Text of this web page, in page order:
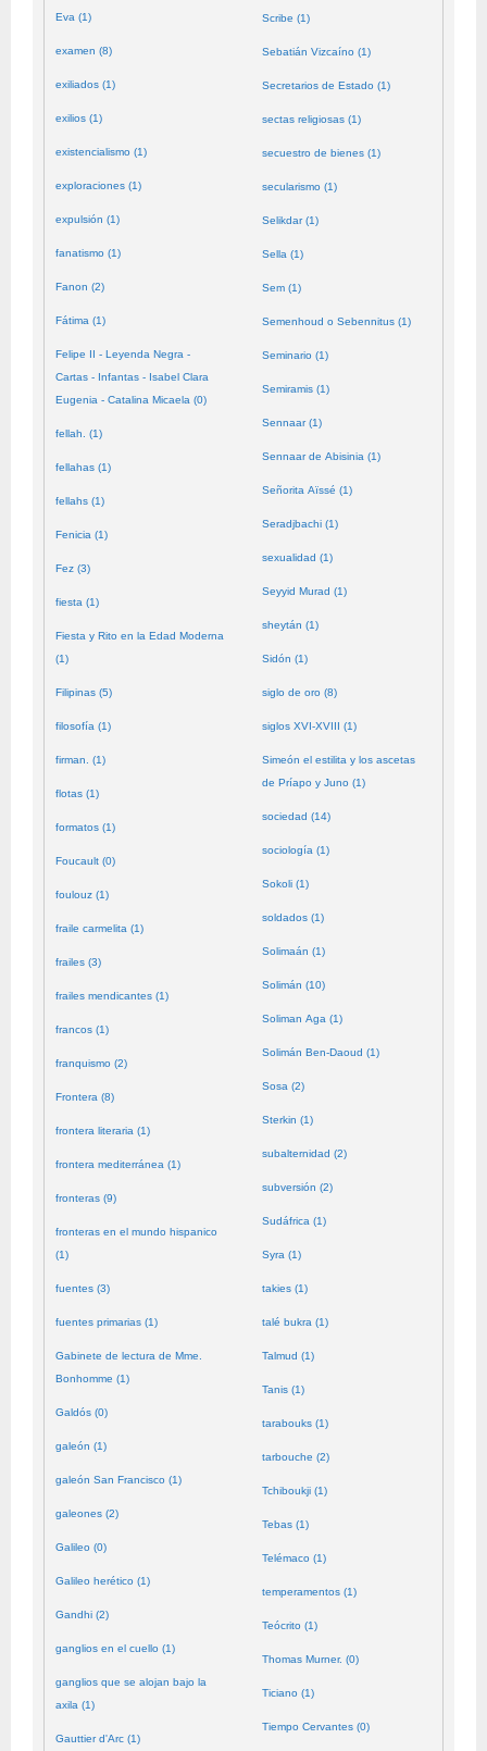
Eva (1)
examen (8)
exiliados (1)
exilios (1)
existencialismo (1)
exploraciones (1)
expulsión (1)
fanatismo (1)
Fanon (2)
Fátima (1)
Felipe II - Leyenda Negra -
Cartas - Infantas - Isabel Clara
Eugenia - Catalina Micaela (0)
fellah. (1)
fellahas (1)
fellahs (1)
Fenicia (1)
Fez (3)
fiesta (1)
Fiesta y Rito en la Edad Moderna
(1)
Filipinas (5)
filosofía (1)
firman. (1)
flotas (1)
formatos (1)
Foucault (0)
foulouz (1)
fraile carmelita (1)
frailes (3)
frailes mendicantes (1)
francos (1)
franquismo (2)
Frontera (8)
frontera literaria (1)
frontera mediterránea (1)
fronteras (9)
fronteras en el mundo hispanico
(1)
fuentes (3)
fuentes primarias (1)
Gabinete de lectura de Mme.
Bonhomme (1)
Galdós (0)
galeón (1)
galeón San Francisco (1)
galeones (2)
Galileo (0)
Galileo herético (1)
Gandhi (2)
ganglios en el cuello (1)
ganglios que se alojan bajo la
axila (1)
Gauttier d'Arc (1)
Scribe (1)
Sebatián Vizcaíno (1)
Secretarios de Estado (1)
sectas religiosas (1)
secuestro de bienes (1)
secularismo (1)
Selikdar (1)
Sella (1)
Sem (1)
Semenhoud o Sebennitus (1)
Seminario (1)
Semiramis (1)
Sennaar (1)
Sennaar de Abisinia (1)
Señorita Aïssé (1)
Seradjbachi (1)
sexualidad (1)
Seyyid Murad (1)
sheytán (1)
Sidón (1)
siglo de oro (8)
siglos XVI-XVIII (1)
Simeón el estilita y los ascetas
de Príapo y Juno (1)
sociedad (14)
sociología (1)
Sokoli (1)
soldados (1)
Solimaán (1)
Solimán (10)
Soliman Aga (1)
Solimán Ben-Daoud (1)
Sosa (2)
Sterkin (1)
subalternidad (2)
subversión (2)
Sudáfrica (1)
Syra (1)
takies (1)
talé bukra (1)
Talmud (1)
Tanis (1)
tarabouks (1)
tarbouche (2)
Tchiboukji (1)
Tebas (1)
Telémaco (1)
temperamentos (1)
Teócrito (1)
Thomas Murner. (0)
Ticiano (1)
Tiempo Cervantes (0)